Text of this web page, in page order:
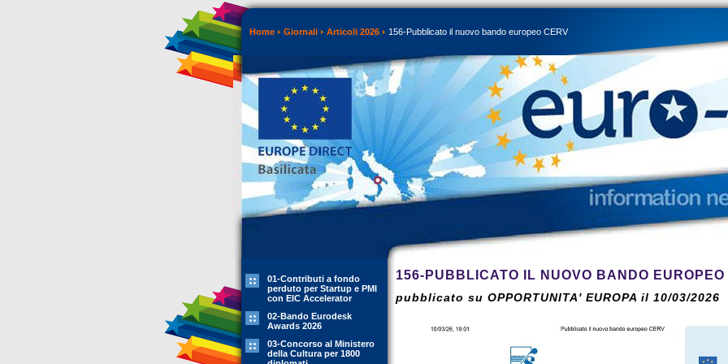
Home Giornali Articoli 2026 156-Pubblicato il nuovo bando europeo CERV
01-Contributi a fondo
perduto per Startup e PMI
con EIC Accelerator
02-Bando Eurodesk
Awards 2026
03-Concorso al Ministero
della Cultura per 1800
156-PUBBLICATO IL NUOVO BANDO EUROPEO
pubblicato su OPPORTUNITA' EUROPA il 10/03/2026